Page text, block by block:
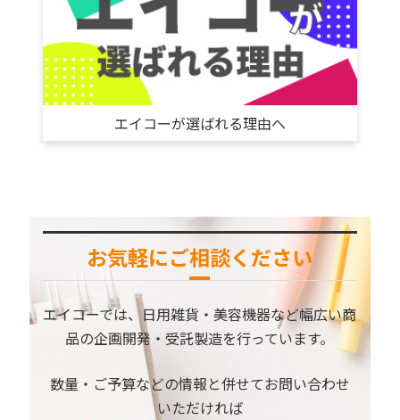
エイコーが選ばれる理由へ
お気軽にご相談ください
エイコーでは、⽇⽤雑貨・美容機器など幅広い商
品の企画開発・受託製造を⾏っています。
数量・ご予算などの情報と併せてお問い合わせ
いただければ